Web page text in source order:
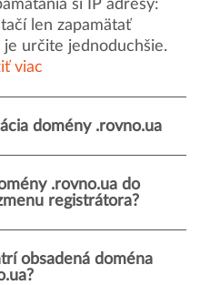
si IP adresy:
len zapamätať
určite jednoduchšie.
viac
domény .rovno.ua
.rovno.ua do
registrátora?
obsadená doména